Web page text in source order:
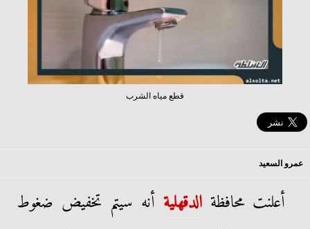
قطع مياه الشرب
عمرو السعيد
أعلنت محافظة الدقهلية أنه سيتم تخفيض ضغوط